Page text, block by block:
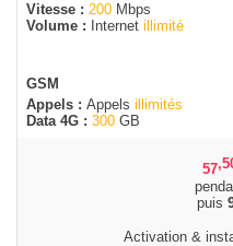
Vitesse : 200 Mbps
Volume :
Internet illimité
GSM
Appels : Appels illimités
Data 4G : 300 GB
57
puis
Activation &